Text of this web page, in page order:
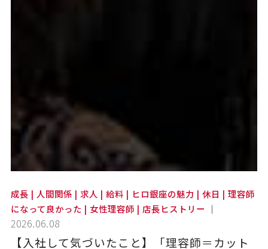
成長 | 人間関係 | 求人 | 給料 | ヒロ銀座の魅力 | 休日 | 理容師
になって良かった | 女性理容師 | 店長ヒストリー
｜
2026.06.08
【入社して気づいたこと】「理容師＝カット